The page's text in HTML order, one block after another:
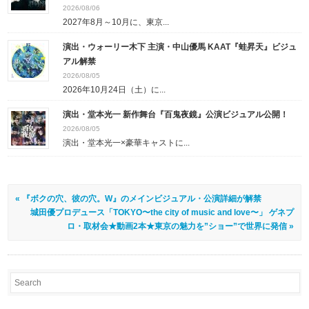
2026/08/06
2027年8月～10月に、東京...
演出・ウォーリー木下 主演・中山優馬 KAAT『蛙昇天』ビジュ
アル解禁
2026/08/05
2026年10月24日（土）に...
演出・堂本光一 新作舞台『百鬼夜鏡』公演ビジュアル公開！
2026/08/05
演出・堂本光一×豪華キャストに...
« 『ボクの穴、彼の穴。W』のメインビジュアル・公演詳細が解禁
城田優プロデュース「TOKYO〜the city of music and love〜」 ゲネプ
ロ・取材会★動画2本★東京の魅⼒を”ショー”で世界に発信 »